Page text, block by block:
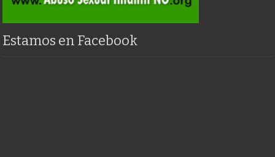
Estamos en Facebook